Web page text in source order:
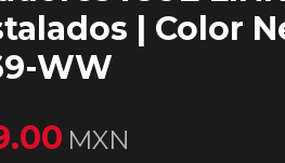
| Color
WW
MXN